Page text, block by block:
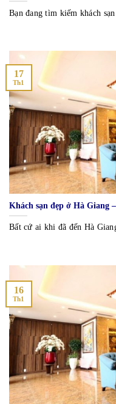
Bạn đang tìm kiếm khách
Khách sạn đẹp ở Hà Giang
Bất cứ ai khi đã đến Hà
17
Th1
16
Th1